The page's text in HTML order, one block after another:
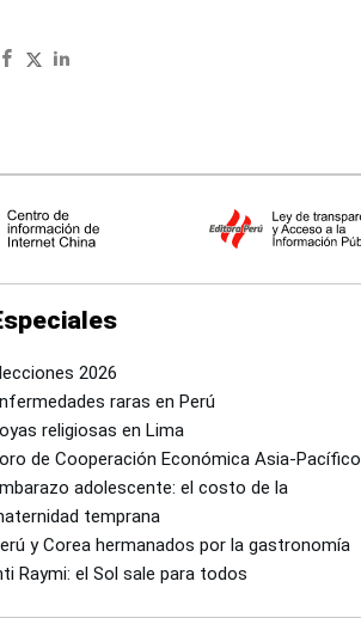
2026
raras en Perú
religiosas en Lima
de Cooperación Económica Asia-Pacífico
adolescente: el costo de la
temprana
y Corea hermanados por la gastronomía
Raymi: el Sol sale para todos